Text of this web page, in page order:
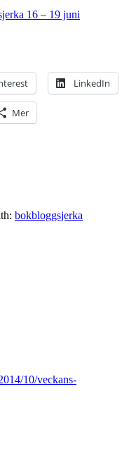
16 – 19 juni
LinkedIn
Mer
bokbloggsjerka
10/veckans-